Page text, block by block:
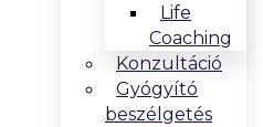
Life
Coaching
Konzultáció
Gyógyító
beszélgetés